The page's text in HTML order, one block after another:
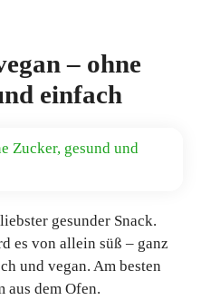
– ohne
einfach
gesunder Snack.
es von allein süß – ganz
und vegan. Am besten
aus dem Ofen.